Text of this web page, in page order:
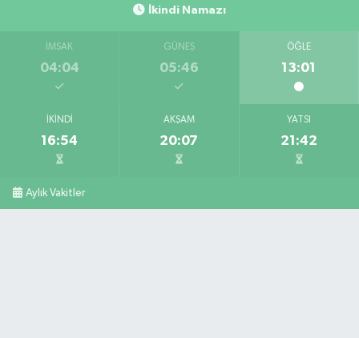
İkindi Namazı
İMSAK
04:04
GÜNEŞ
05:46
ÖĞLE
13:01
İKINDI
16:54
AKŞAM
20:07
YATSI
21:42
Aylık Vakitler